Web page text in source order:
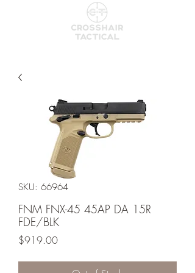
SKU: 66964
FNM FNX-45 45AP DA 15R
FDE/BLK
$919.00Price